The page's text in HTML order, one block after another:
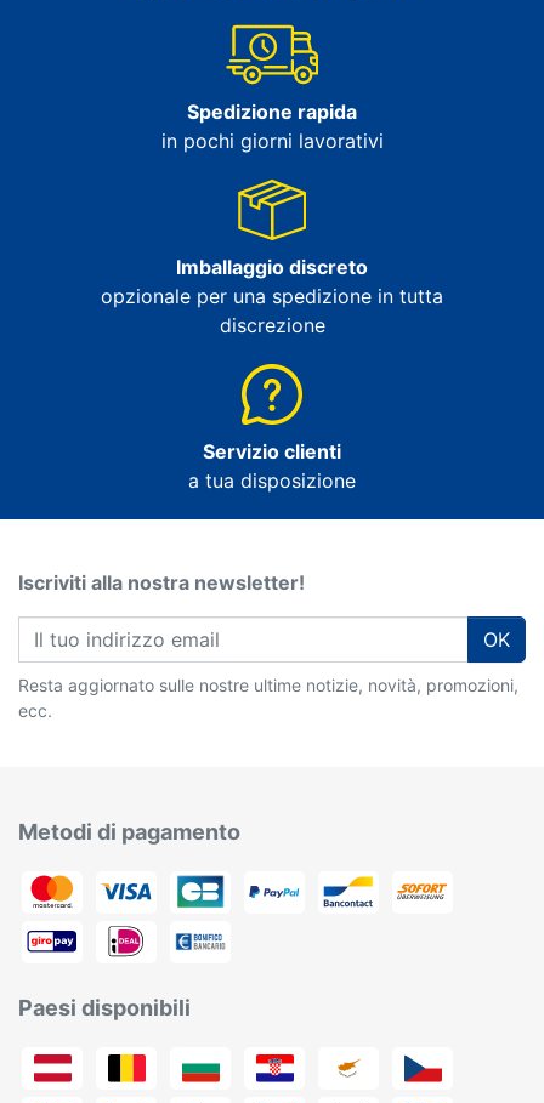
Spedizione rapida
in pochi giorni lavorativi
Imballaggio discreto
opzionale per una spedizione in tutta
discrezione
Servizio clienti
a tua disposizione
Iscriviti alla nostra newsletter!
OK
Resta aggiornato sulle nostre ultime notizie, novità, promozioni,
ecc.
Metodi di pagamento
Paesi disponibili